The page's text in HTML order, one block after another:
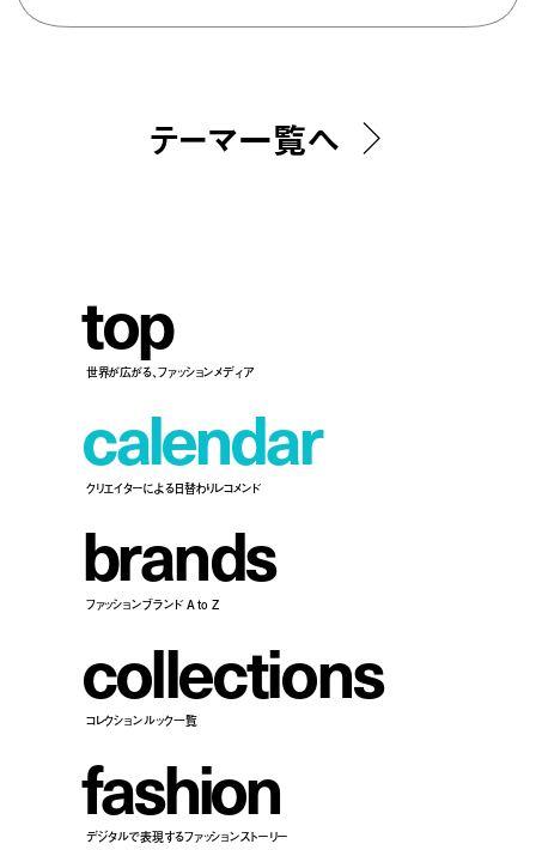
テーマ一覧へ
top
世界が広がる、ファッションメディア
calendar
クリエイターによる日替わりレコメンド
brands
ファッションブランド A to Z
collections
コレクションルック一覧
fashion
デジタルで表現するファッションストーリー